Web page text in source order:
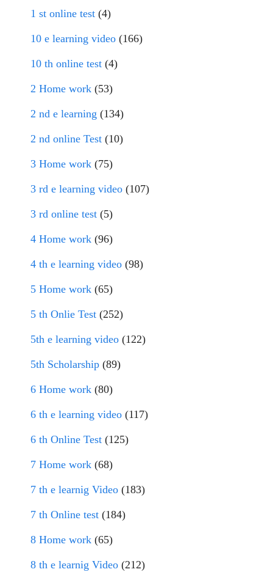
1 st online test (4)
10 e learning video (166)
10 th online test (4)
2 Home work (53)
2 nd e learning (134)
2 nd online Test (10)
3 Home work (75)
3 rd e learning video (107)
3 rd online test (5)
4 Home work (96)
4 th e learning video (98)
5 Home work (65)
5 th Onlie Test (252)
5th e learning video (122)
5th Scholarship (89)
6 Home work (80)
6 th e learning video (117)
6 th Online Test (125)
7 Home work (68)
7 th e learnig Video (183)
7 th Online test (184)
8 Home work (65)
8 th e learnig Video (212)